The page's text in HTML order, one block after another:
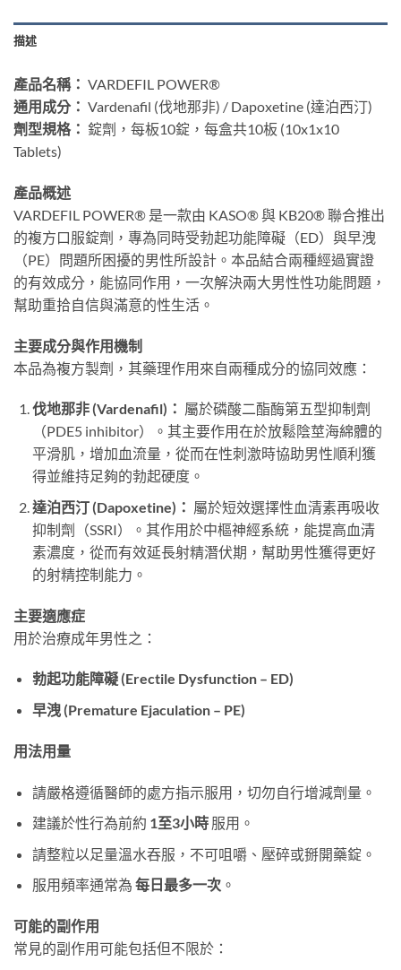
描述
產品名稱：​ ​ VARDEFIL POWER®
通用成分：​ ​ Vardenafil (伐地那非) / Dapoxetine (達泊西汀)
劑型規格：​ ​ 錠劑，每板10錠，每盒共10板 (10x1x10
Tablets)
產品概述
VARDEFIL POWER® 是一款由 KASO® 與 KB20® 聯合推出
的複方口服錠劑，專為同時受勃起功能障礙（ED）與早洩
（PE）問題所困擾的男性所設計。本品結合兩種經過實證
的有效成分，能協同作用，一次解決兩大男性性功能問題，
幫助重拾自信與滿意的性生活。
主要成分與作用機制
本品為複方製劑，其藥理作用來自兩種成分的協同效應：
伐地那非 (Vardenafil)：​ ​ 屬於磷酸二酯酶第五型抑制劑
（PDE5 inhibitor）。其主要作用在於放鬆陰莖海綿體的
平滑肌，增加血流量，從而在性刺激時協助男性順利獲
得並維持足夠的勃起硬度。
達泊西汀 (Dapoxetine)：​ ​ 屬於短效選擇性血清素再吸收
抑制劑（SSRI）。其作用於中樞神經系統，能提高血清
素濃度，從而有效延長射精潛伏期，幫助男性獲得更好
的射精控制能力。
主要適應症
用於治療成年男性之：
勃起功能障礙 (Erectile Dysfunction – ED)​
早洩 (Premature Ejaculation – PE)​
用法用量
請嚴格遵循醫師的處方指示服用，切勿自行增減劑量。
建議於性行為前約 ​ 1至3小時​ 服用。
請整粒以足量溫水吞服，不可咀嚼、壓碎或掰開藥錠。
服用頻率通常為 ​ 每日最多一次。
可能的副作用
常見的副作用可能包括但不限於：